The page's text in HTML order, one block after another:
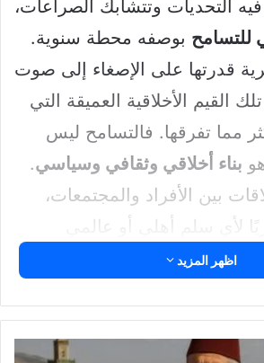
التحديات وتتشابك الصراعات،
للتسامح بوصفه محطة سنوية.
قدرتها على الإصغاء إلى صوت
القيم الأخلاقية العميقة التي
مما تفرقها. فالتسامح ليس
بناء أخلاقي وثقافي وسياسي.
بين الأفراد والمجتمعات،
لأي سلم أهلي أو عالمي
للتسامح يُعتبر دعوة لتعزيز قيم
اظهر المزيد